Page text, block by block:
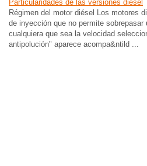
Particularidades de las versiones diésel
Régimen del motor diésel Los motores
de inyección que no permite
cualquiera que sea la velocidad
antipolución" aparece acompa&ntild ...